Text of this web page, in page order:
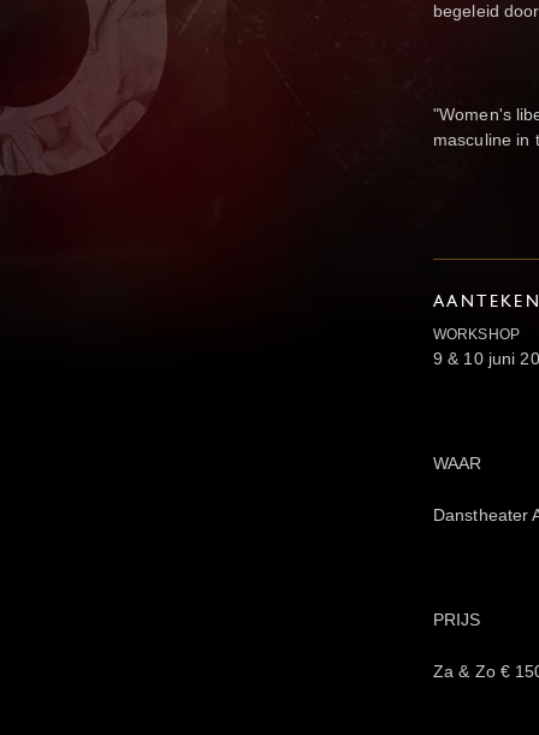
begeleid
"Women's
masculine in
WORKSHOP
9 & 10 juni
WAAR
Danstheater
PRIJS
Za & Zo €